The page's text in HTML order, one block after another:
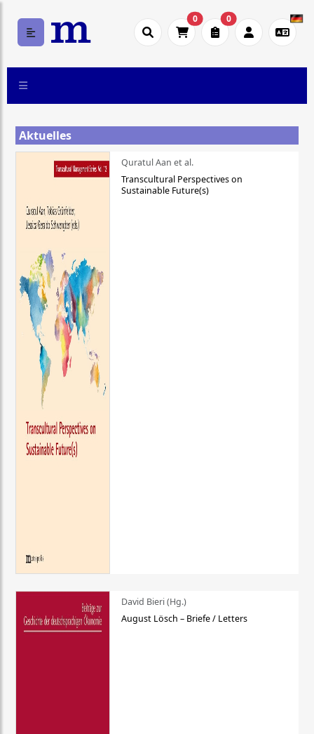
0 0
Aktuelles
Quratul Aan et al.
Transcultural Perspectives on
Sustainable Future(s)
David Bieri (Hg.)
August Lösch – Briefe / Letters